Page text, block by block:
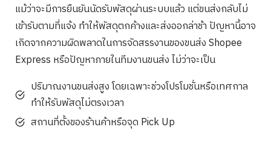
แม้ว่าจะมีการยืนยันนัดรับพัสดุผ่านระบบแล้ว แต่ขนส่งกลับไม่
เข้ารับตามที่แจ้ง ทำให้พัสดุตกค้างและส่งออกล่าช้า ปัญหานี้อาจ
เกิดจากความผิดพลาดในการจัดสรรงานของขนส่ง Shopee
Express หรือปัญหาภายในทีมงานขนส่ง ไม่ว่าจะเป็น
ปริมาณงานขนส่งสูง โดยเฉพาะช่วงโปรโมชั่นหรือเทศกาล
ทำให้รับพัสดุไม่ตรงเวลา
สถานที่ตั้งของร้านค้าหรือจุด Pick Up